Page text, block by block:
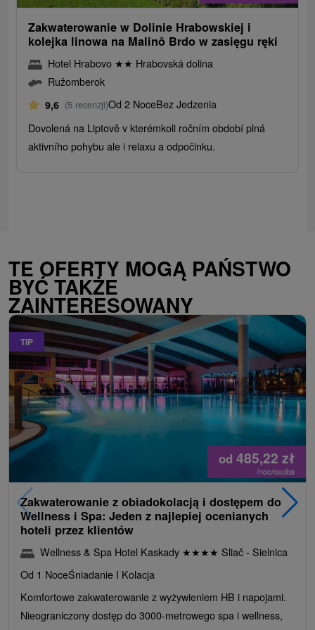
Zakwaterowanie w Dolinie Hrabowskiej i
kolejka linowa na Malinô Brdo w zasięgu ręki
Hotel Hrabovo ★★ Hrabovská dolina
Ružomberok
9,6 (5 recenzji)Od 2 NoceBez Jedzenia
Dovolená na Liptově v kterémkoli ročním období plná
aktivního pohybu ale i relaxu a odpočinku.
TE OFERTY MOGĄ PAŃSTWO
BYĆ TAKŻE
ZAINTERESOWANY
TIP
od 485,22 zł
/noc/osoba
Zakwaterowanie z obiadokolacją i dostępem do
Wellness i Spa: Jeden z najlepiej ocenianych
hoteli przez klientów
Wellness & Spa Hotel Kaskady ★★★★ Sliač - Sielnica
Od 1 NoceŚniadanie I Kolacja
Komfortowe zakwaterowanie z wyżywieniem HB i napojami.
Nieograniczony dostęp do 3000-metrowego spa i wellness,